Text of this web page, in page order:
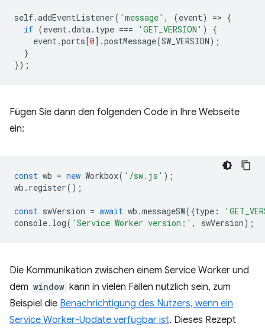
self.addEventListener( 'message' , (event) => {
if (event.data. type === 'GET_VERSION' )
{
event.ports[0].postMessage(SW_VERSION);
}
});
Fügen Sie dann den folgenden Code in Ihre Webseite
ein:
const wb = new Workbox( '/sw.js' );
wb . register();
const swVersion = await wb .messageSW({type :
console. log( 'Service Worker version:' , swVersion);
Die Kommunikation zwischen einem Service Worker und
dem window kann in vielen Fällen nützlich sein, zum
Beispiel die Benachrichtigung des Nutzers, wenn ein
Service Worker-Update verfügbar ist. Dieses Rezept